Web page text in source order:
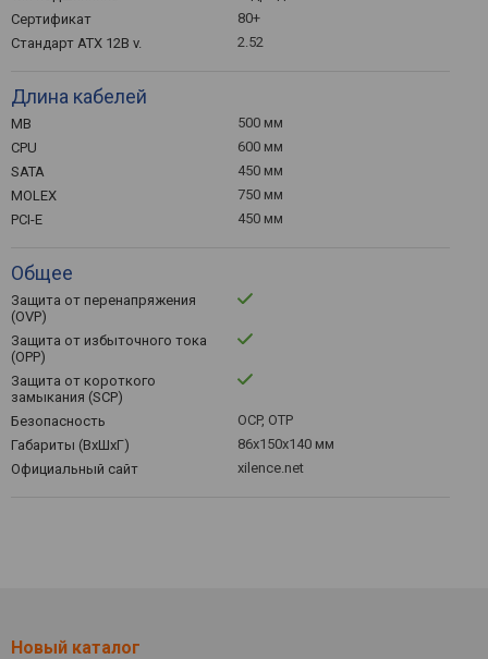
Сертификат
80+
Стандарт ATX 12В v.
2.52
Длина кабелей
MB
500 мм
CPU
600 мм
SATA
450 мм
MOLEX
750 мм
PCI-E
450 мм
Общее
Защита от перенапряжения
(OVP)
Защита от избыточного тока
(OPP)
Защита от короткого
замыкания (SCP)
Безопасность
OCP, OTP
Габариты (ВхШхГ)
86x150x140 мм
Официальный сайт
xilence.net
Новый каталог